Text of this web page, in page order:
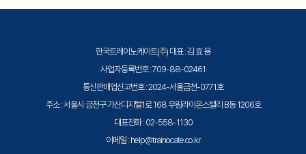
한국트레이노케이트(주) 대표 : 김 효 용
사업자등록번호 : 709-88-02461
통신판매업신고번호 : 2024-서울금천-0771호
주소 : 서울시 금천구 가산디지털1로 168 우림라이온스밸리 B동 1206호
대표전화 : 02-558-1130
이메일 : help@trainocate.co.kr